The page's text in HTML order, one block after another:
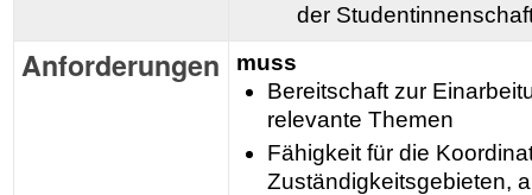
der
Anforderungen
muss
Bereitschaft zur
relevante Themen
Fähigkeit für die
Zuständigkeitsgebieten,